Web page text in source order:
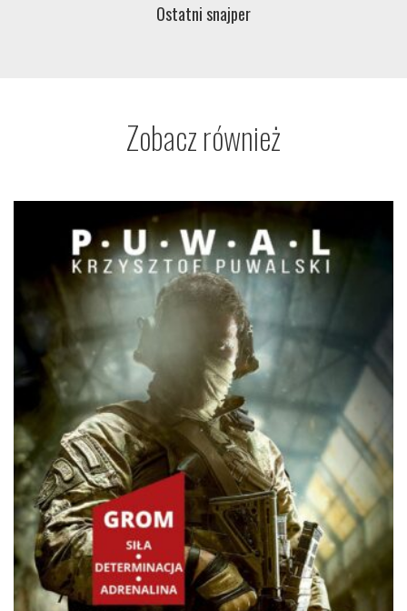
Ostatni snajper
Zobacz również